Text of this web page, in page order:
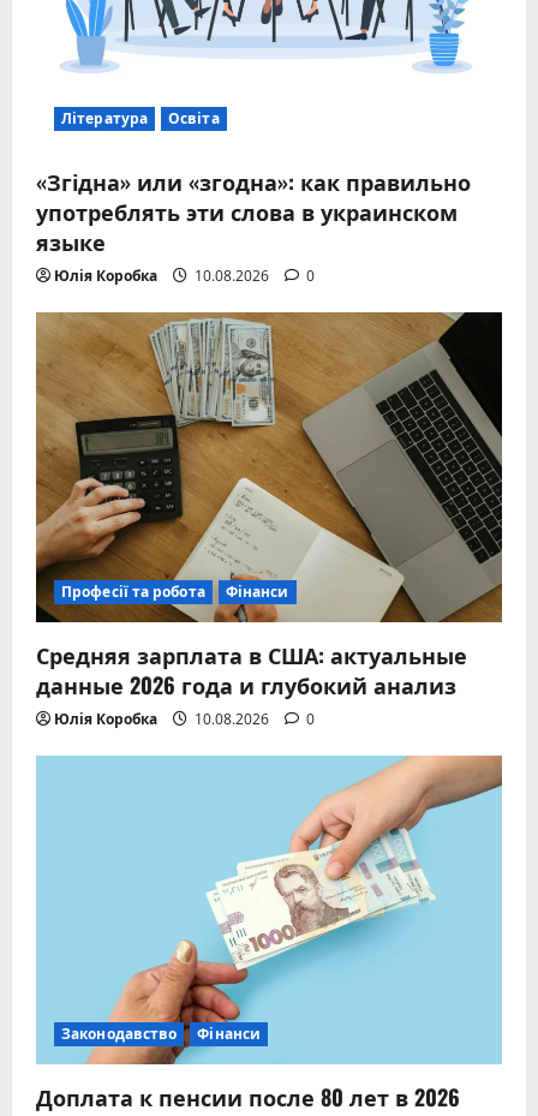
Література Освіта
«Згідна» или «згодна»: как правильно
употреблять эти слова в украинском
языке
Юлія Коробка 10.08.2026 0
Професії та робота Фінанси
Средняя зарплата в США: актуальные
данные 2026 года и глубокий анализ
Юлія Коробка 10.08.2026 0
Законодавство Фінанси
Доплата к пенсии после 80 лет в 2026